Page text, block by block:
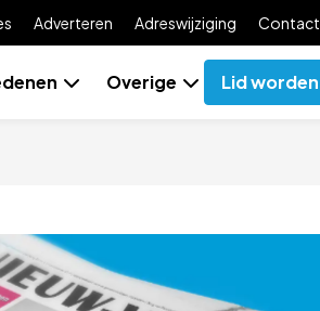
Adverteren Adreswijziging Contact
Overige Lid worden